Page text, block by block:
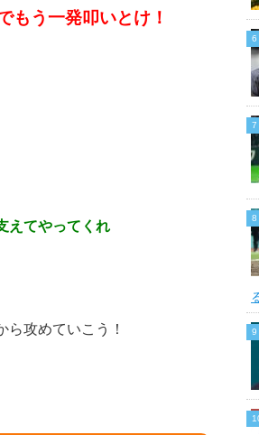
もう一発叩いとけ！
えてやってくれ
攻めていこう！